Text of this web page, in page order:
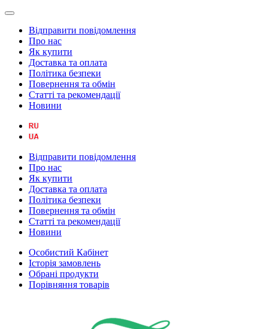
Відправити повідомлення
Про нас
Як купити
Доставка та оплата
Політика безпеки
Повернення та обмін
Статті та рекомендації
Новини
Відправити повідомлення
Про нас
Як купити
Доставка та оплата
Політика безпеки
Повернення та обмін
Статті та рекомендації
Новини
Особистий Кабінет
Історія замовлень
Обрані продукти
Порівняння товарів